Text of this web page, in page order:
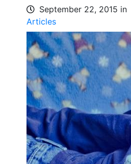
September 22, 2015 in
Articles